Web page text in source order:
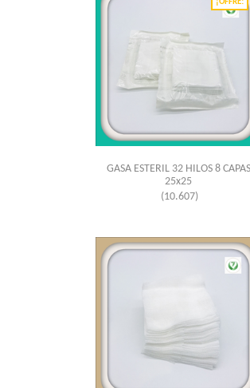
GASA ESTERIL 32 HILOS 8 CAPAS
25x25
(10.607)